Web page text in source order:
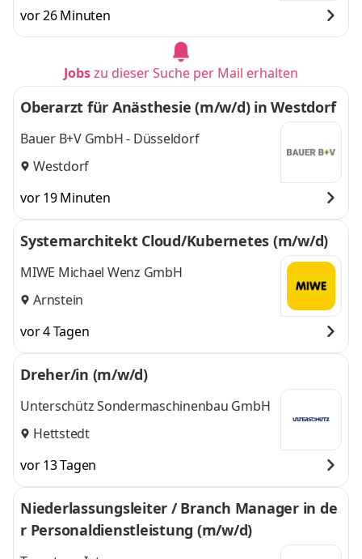
vor 26 Minuten
Jobszu dieser Suche per Mail erhalten
Oberarzt für Anästhesie (m/w/d) in Westdorf
Bauer B+V GmbH - Düsseldorf
Westdorf
vor 19 Minuten
Systemarchitekt Cloud/Kubernetes (m/w/d)
MIWE Michael Wenz GmbH
Arnstein
vor 4 Tagen
Dreher/in (m/w/d)
Unterschütz Sondermaschinenbau GmbH
Hettstedt
vor 13 Tagen
Niederlassungsleiter / Branch Manager in de
r Personaldienstleistung (m/w/d)